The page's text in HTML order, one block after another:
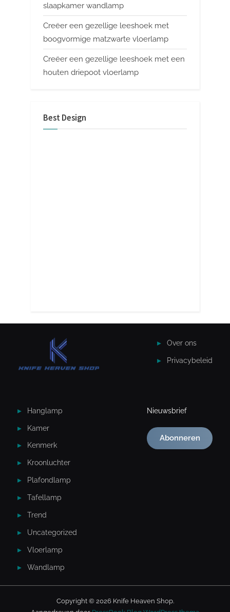
slaapkamer wandlamp
Creëer een gezellige leeshoek met
boogvormige matzwarte vloerlamp
Creëer een gezellige leeshoek met een
houten driepoot vloerlamp
Best Design
Over ons
Privacybeleid
Hanglamp
Kamer
Kenmerk
Kroonluchter
Plafondlamp
Tafellamp
Trend
Uncategorized
Vloerlamp
Wandlamp
Nieuwsbrief
Abonneren
Copyright © 2026 Knife Heaven Shop.